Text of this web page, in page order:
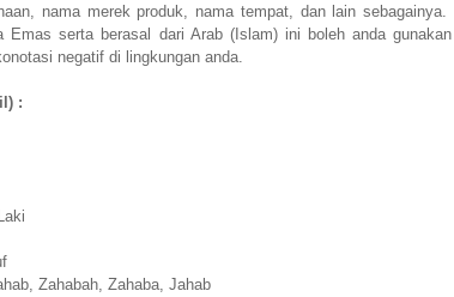
nama merek produk, nama tempat, dan lain sebagainya.
Emas serta berasal dari Arab (Islam) ini boleh anda gunakan
negatif di lingkungan anda.
:
Zahabah, Zahaba, Jahab